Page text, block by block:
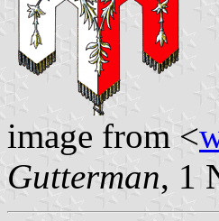
image from <
Gutterman, 1